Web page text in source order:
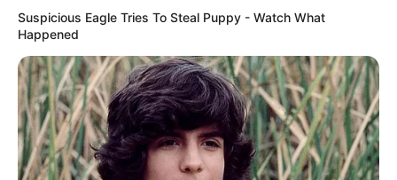
Suspicious Eagle Tries To Steal Puppy - Watch What
Happened